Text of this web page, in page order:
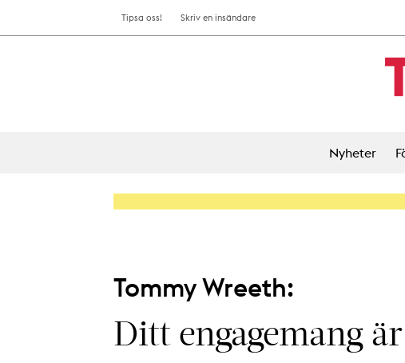
Tipsa oss! Skriv en insändare
Nyheter
Tommy Wreeth:
Ditt engagemang